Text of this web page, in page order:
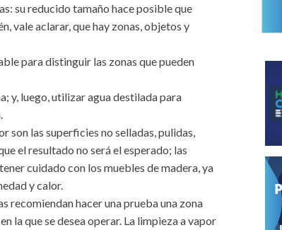
su reducido tamaño hace posible que
vale aclarar, que hay zonas, objetos y
para distinguir las zonas que pueden
y, luego, utilizar agua destilada para
son las superficies no selladas, pulidas,
el resultado no será el esperado; las
cuidado con los muebles de madera, ya
y calor.
recomiendan hacer una prueba una zona
la que se desea operar. La limpieza a vapor